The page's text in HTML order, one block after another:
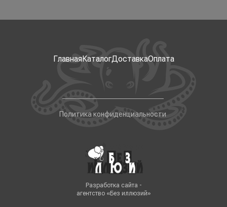
ГлавнаяКаталогДоставкаОплата
Политика конфиденциальности
Разработка сайта -
агентство «Без иллюзий»